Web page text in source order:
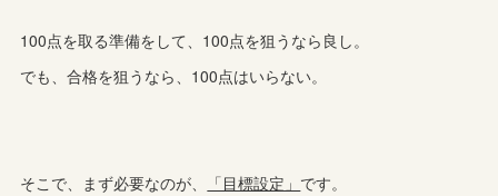
100点を取る準備をして、100点を狙うなら良し。
でも、合格を狙うなら、100点はいらない。
そこで、まず必要なのが、 「目標設定」 です。